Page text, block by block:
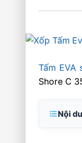
Tấm EVA
Shore C
Nội